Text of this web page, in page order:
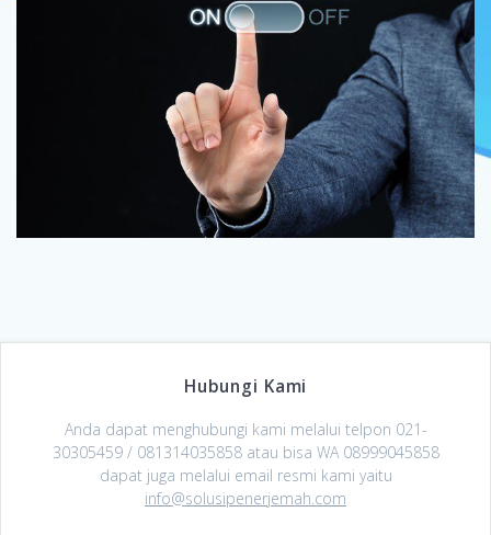
Hubungi Kami
Anda dapat menghubungi kami melalui telpon 021-
30305459 / 081314035858 atau bisa WA 08999045858
dapat juga melalui email resmi kami yaitu
info@solusipenerjemah.com